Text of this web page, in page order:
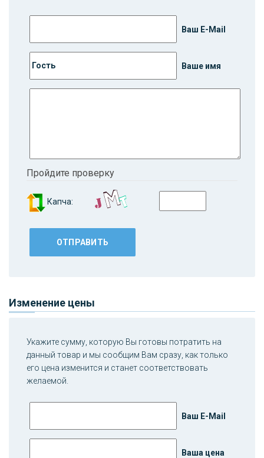
Ваш E-Mail
Ваше имя
Пройдите проверку
Капча:
Изменение цены
Укажите сумму, которую Вы готовы потратить на
данный товар и мы сообщим Вам сразу, как только
его цена изменится и станет соответствовать
желаемой.
Ваш E-Mail
Ваша цена